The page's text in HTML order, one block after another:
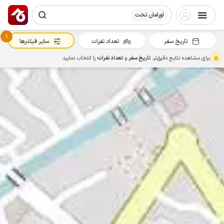
اورامان تخت
تاریخ سفر تعداد نفرات
1
سایر فیلترها
برای مشاهده نتایج دقیق‌تر، تاریخ سفرو تعداد نفراترا انتخاب نمایید